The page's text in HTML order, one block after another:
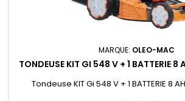
MARQUE: OLEO-MAC
TONDEUSE KIT GI 548 V + 1 BATTERIE 8
Tondeuse KIT Gi 548 V + 1 BATTERIE 8